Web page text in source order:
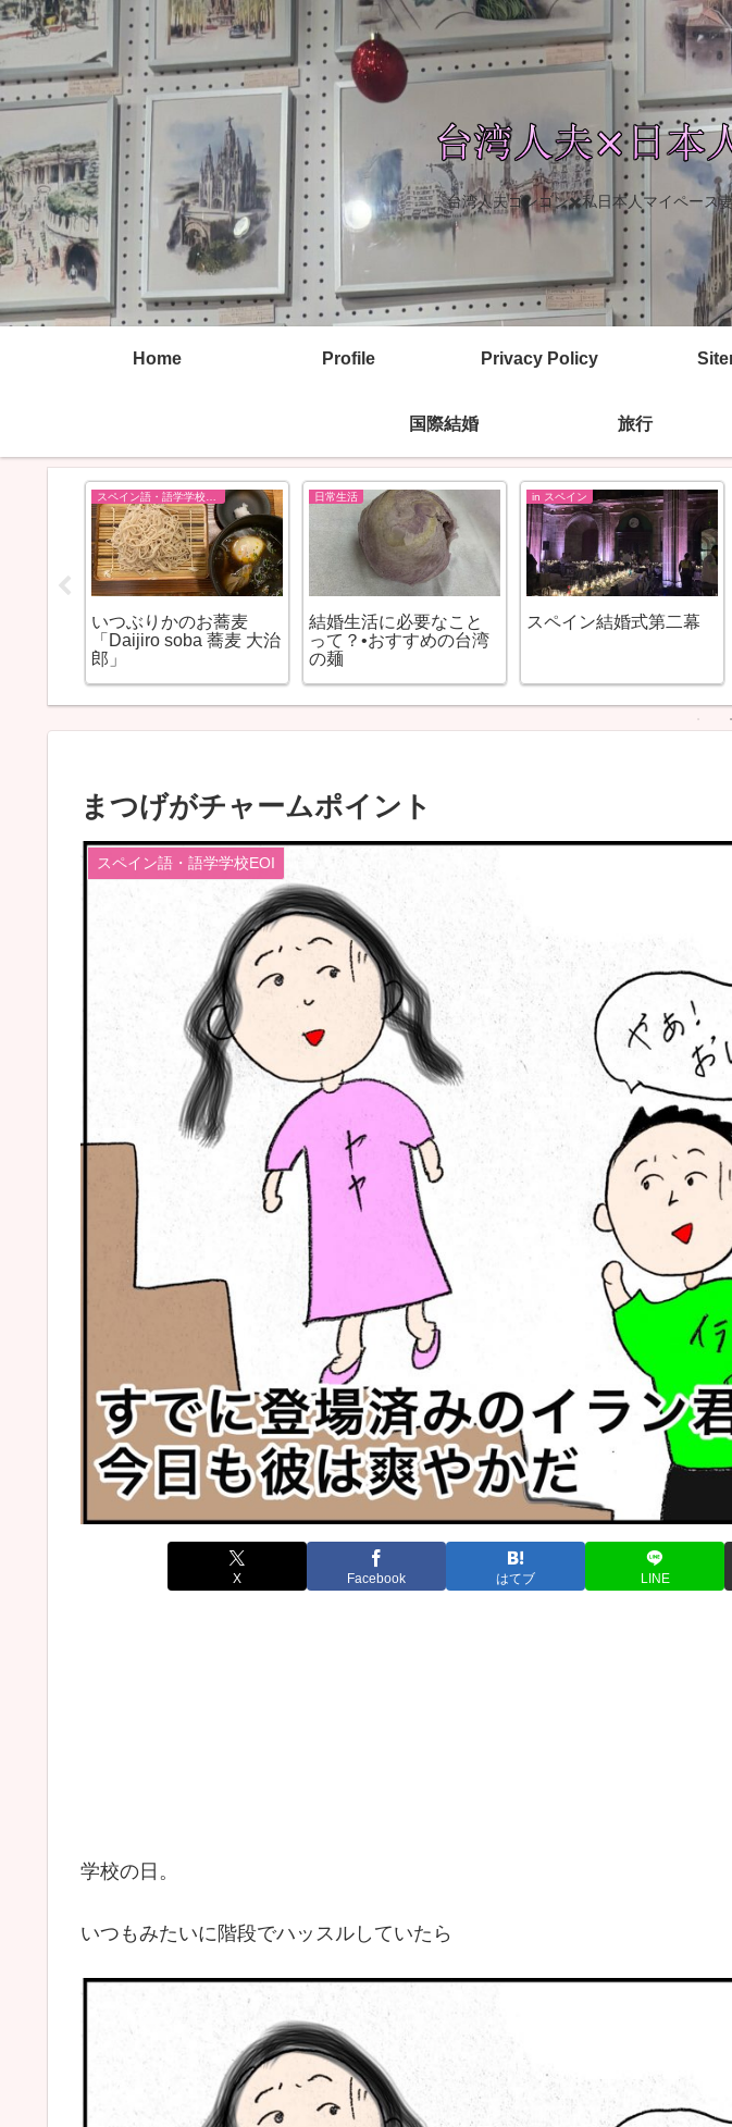
台湾人夫ゴンゴン✖️私日本人マイペース
Home Profile Privacy Policy
国際結婚 旅行
いつぶりかのお蕎麦
「Daijiro soba 蕎麦 大治
郎」
日常生活
結婚生活に必要なこと
って？•おすすめの台湾
の麺
in スペイン
スペイン結婚式第二幕
まつげがチャームポイント
スペイン語・語学学校EOI
X Facebook はてブ LINE
学校の日。
いつもみたいに階段でハッスルしていたら